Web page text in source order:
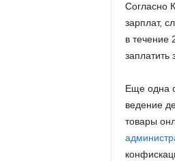
Согласно
зарплат,
в течение
заплатить
Еще одна
ведение
товары